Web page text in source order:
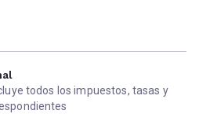
todos los impuestos, tasas y